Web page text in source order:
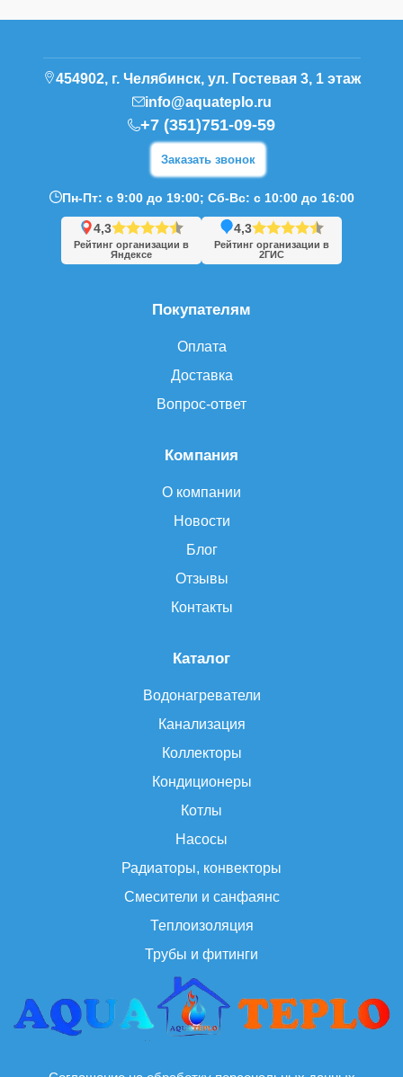
Каталог
Водонагреватели
Канализация
Коллекторы
Кондиционеры
Котлы
Насосы
Радиаторы, конвекторы
Смесители и санфаянс
Теплоизоляция
Трубы и фитинги
Компания
О компании
Новости
Блог
Отзывы
Контакты
Покупателям
Оплата
Доставка
Вопрос-ответ
454902, г. Челябинск, ул. Гостевая 3, 1 этаж
info@aquateplo.ru
+7 (351)751-09-59
Заказать звонок
Пн-Пт: с 9:00 до 19:00; Сб-Вс: с 10:00 до 16:00
4,3
Рейтинг организации в
Яндексе
4,3
Рейтинг организации в
2ГИС